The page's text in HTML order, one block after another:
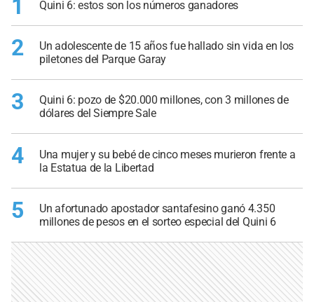
1 Quini 6: estos son los números ganadores
2
Un adolescente de 15 años fue hallado sin vida en los
piletones del Parque Garay
3
Quini 6: pozo de $20.000 millones, con 3 millones de
dólares del Siempre Sale
4
Una mujer y su bebé de cinco meses murieron frente a
la Estatua de la Libertad
5
Un afortunado apostador santafesino ganó 4.350
millones de pesos en el sorteo especial del Quini 6